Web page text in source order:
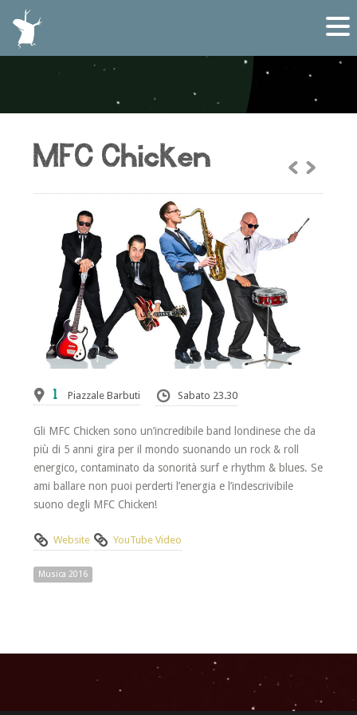
MFC Chicken
1 Piazzale Barbuti Sabato 23.30
Gli MFC Chicken sono un’incredibile band londinese che da
più di 5 anni gira per il mondo suonando un rock & roll
energico, contaminato da sonorità surf e rhythm & blues. Se
ami ballare non puoi perderti l’energia e l’indescrivibile
suono degli MFC Chicken!
Website YouTube Video
Musica 2016